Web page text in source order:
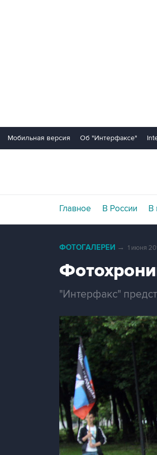
Мобильная версия Об "Интерфаксе"
Главное В России В
ФОТОГАЛЕРЕИ → 1 июня
"Интерфакс"